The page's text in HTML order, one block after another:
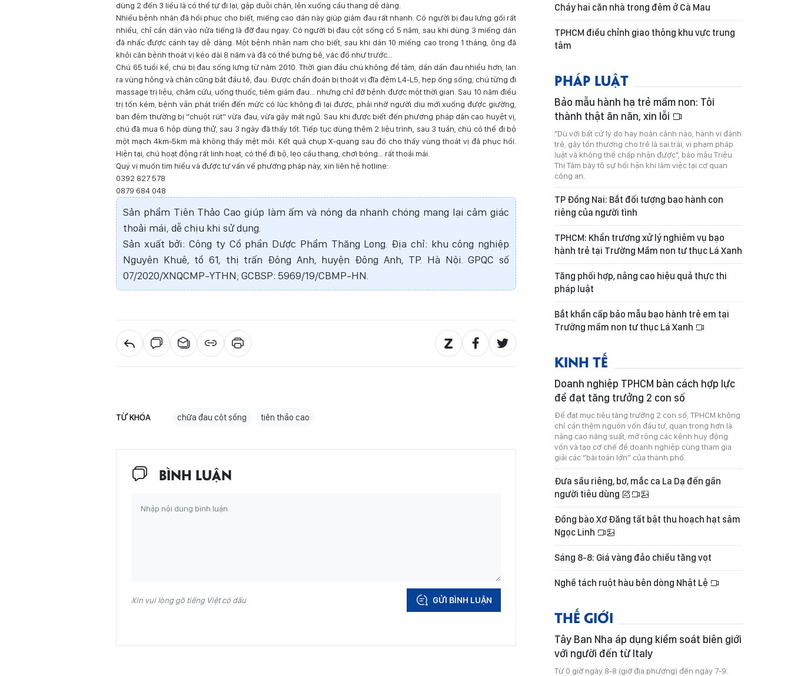
dùng 2 đến 3 liều là có thể tự đi lại, gập duỗi chân, lên xuống cầu thang dễ dàng.
Nhiều bệnh nhân đã hồi phục cho biết, miếng cao dán này giúp giảm đau rất nhanh. Có người bị đau lưng gối rất
nhiều, chỉ cần dán vào nửa tiếng là đỡ đau ngay. Có người bị đau cột sống cổ 5 năm, sau khi dùng 3 miếng dán
đã nhấc được cánh tay dễ dàng. Một bệnh nhân nam cho biết, sau khi dán 10 miếng cao trong 1 tháng, ông đã
khỏi căn bệnh thoát vị kéo dài 8 năm và đã có thể bưng bê, vác đồ như trước…
Chú 65 tuổi kể, chú bị đau sống lưng từ năm 2010. Thời gian đầu chú không để tâm, dần dần đau nhiều hơn, lan
ra vùng hông và chân cũng bắt đầu tê, đau. Được chẩn đoán bị thoát vị đĩa đệm L4-L5, hẹp ống sống, chú từng đi
massage trị liệu, châm cứu, uống thuốc, tiêm giảm đau... nhưng chỉ đỡ bệnh được một thời gian. Sau 10 năm điều
trị tốn kém, bệnh vẫn phát triển đến mức có lúc không đi lại được, phải nhờ người dìu mới xuống được giường,
ban đêm thường bị “chuột rút” vừa đau, vừa gây mất ngủ. Sau khi được biết đến phương pháp dán cao huyệt vị,
chú đã mua 6 hộp dùng thử, sau 3 ngày đã thấy tốt. Tiếp tục dùng thêm 2 liệu trình, sau 3 tuần, chú có thể đi bộ
một mạch 4km-5km mà không thấy mệt mỏi. Kết quả chụp X-quang sau đó cho thấy vùng thoát vị đã phục hồi.
Hiện tại, chú hoạt động rất linh hoạt, có thể đi bộ, leo cầu thang, chơi bóng… rất thoải mái.
Quý vị muốn tìm hiểu và được tư vấn về phương pháp này, xin liên hệ hotline:
0392 827 578
0879 684 048
Sản phẩm Tiên Thảo Cao giúp làm ấm và nóng da nhanh chóng mang lại cảm giác
thoải mái, dễ chịu khi sử dụng.
Sản xuất bởi: Công ty Cổ phần Dược Phẩm Thăng Long. Địa chỉ: khu công nghiệp
Nguyên Khuê, tổ 61, thị trấn Đông Anh, huyện Đông Anh, TP. Hà Nội. GPQC số
07/2020/XNQCMP-YTHN; GCBSP: 5969/19/CBMP-HN.
TỪ KHÓA chữa đau cột sống tiên thảo cao
BÌNH LUẬN
Xin vui lòng gõ tiếng Việt có dấu GỬI BÌNH LUẬN
Cháy hai căn nhà trong đêm ở Cà Mau
TPHCM điều chỉnh giao thông khu vực trung
tâm
PHÁP LUẬT
Bảo mẫu hành hạ trẻ mầm non: Tôi
thành thật ăn năn, xin lỗi
"Dù với bất cứ lý do hay hoàn cảnh nào, hành vi đánh
trẻ, gây tổn thương cho trẻ là sai trái, vi phạm pháp
luật và không thể chấp nhận được", bảo mẫu Triệu
Thị Tâm bày tỏ sự hối hận khi làm việc tại cơ quan
công an.
TP Đồng Nai: Bắt đối tượng bạo hành con
riêng của người tình
TPHCM: Khẩn trương xử lý nghiêm vụ bạo
hành trẻ tại Trường Mầm non tư thục Lá Xanh
Tăng phối hợp, nâng cao hiệu quả thực thi
pháp luật
Bắt khẩn cấp bảo mẫu bạo hành trẻ em tại
Trường mầm non tư thục Lá Xanh
KINH TẾ
Doanh nghiệp TPHCM bàn cách hợp lực
để đạt tăng trưởng 2 con số
Để đạt mục tiêu tăng trưởng 2 con số, TPHCM không
chỉ cần thêm nguồn vốn đầu tư, quan trọng hơn là
nâng cao năng suất, mở rộng các kênh huy động
vốn và tạo cơ chế để doanh nghiệp cùng tham gia
giải các “bài toán lớn” của thành phố.
Đưa sầu riêng, bơ, mắc ca La Dạ đến gần
người tiêu dùng
Đồng bào Xơ Đăng tất bật thu hoạch hạt sâm
Ngọc Linh
Sáng 8-8: Giá vàng đảo chiều tăng vọt
Nghề tách ruột hàu bên dòng Nhật Lệ
THẾ GIỚI
Tây Ban Nha áp dụng kiểm soát biên giới
với người đến từ Italy
Từ 0 giờ ngày 8-8 (giờ địa phương) đến ngày 7-9.